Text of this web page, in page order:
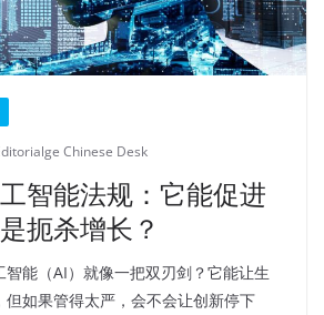
Chinese Desk
智能法规：它能促进
扼杀增长？
能（AI）就像一把双刃剑？它能让生
但如果管得太严，会不会让创新停下